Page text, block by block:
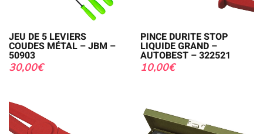
JEU DE 5 LEVIERS
COUDES MÉTAL – JBM –
50903
30,00€
PINCE DURITE STOP
LIQUIDE GRAND –
AUTOBEST – 322521
10,00€